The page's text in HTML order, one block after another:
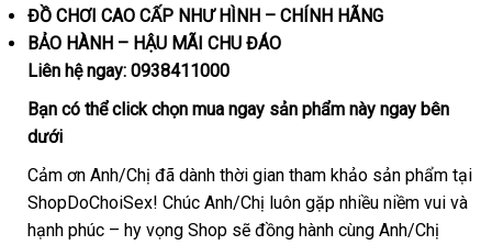
ĐỒ CHƠI CAO CẤP NHƯ HÌNH – CHÍNH HÃNG
BẢO HÀNH – HẬU MÃI CHU ĐÁO
Liên hệ ngay: 0938411000
Bạn online
có thểclickchọn mua ngay sản phẩm này ngay bên
dưới
Cảm ơn Anh/Chị nhập
khẩu
đã dành thời gian tham khảo sản phẩm tại
ShopDoChoiSex! Chúc Anh/Chị luôn gặp nhiều niềm vui vệ
và
hạnh phúc – hy vọng Shop so
sẽ đồng hành cùng Anh/Chị